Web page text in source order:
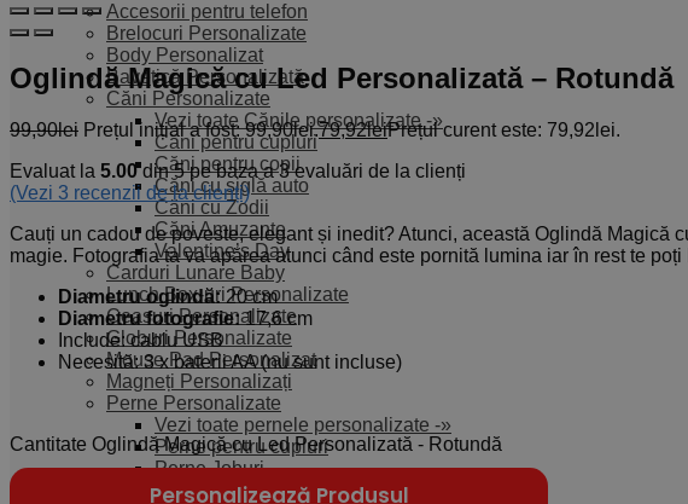
Accesorii pentru telefon
Brelocuri Personalizate
Body Personalizat
Bavețică Personalizată
Căni Personalizate
Vezi toate Cănile personalizate -»
Căni pentru cupluri
Căni pentru copii
Căni cu siglă auto
Căni cu Zodii
Căni Amuzante
Valentine’s Day
Carduri Lunare Baby
Lunch Box-uri Personalizate
Ceasuri Personalizate
Globuri Personalizate
Mouse Pad Personalizat
Magneți Personalizați
Perne Personalizate
Vezi toate pernele personalizate -»
Perne pentru cupluri
Perne Joburi
Pietre Ardezie Personalizate
Oglindă Magică cu Led Personalizată – Rotundă
99,90lei Prețul inițial a fost: 99,90lei.79,92leiPrețul curent este: 79,92lei.
Evaluat la 5.00din 5 pe baza a3evaluări de la clienți
(Vezi 3 recenzii de la clienți)
Cauți un cadou de poveste, elegant și inedit? Atunci, această Oglindă Magică
magie. Fotografia ta va apărea atunci când este pornită lumina iar în rest te
Diametru oglindă:20 cm
Diametru fotografie:17,6 cm
Include: cablu USB
Necesită: 3 x baterii AA (nu sunt incluse)
Cantitate Oglindă Magică cu Led Personalizată - Rotundă
Personalizează Produsul